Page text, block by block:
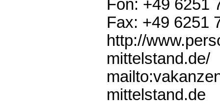
Fon: +49 6251
Fax: +49 6251
http://
mittelstand.de/
mittelstand.de